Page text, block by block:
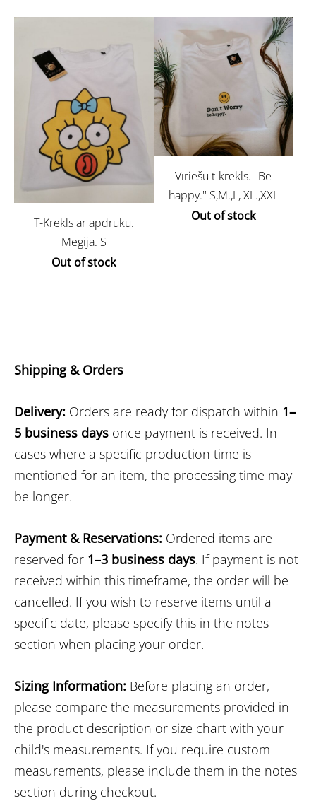
Shipping & Orders
Delivery: Orders are ready for dispatch within 1–
5 business days once payment is received. In
cases where a specific production time is
mentioned for an item, the processing time may
be longer.
Payment & Reservations: Ordered items are
reserved for 1–3 business days. If payment is not
received within this timeframe, the order will be
cancelled. If you wish to reserve items until a
specific date, please specify this in the notes
section when placing your order.
Sizing Information: Before placing an order,
please compare the measurements provided in
the product description or size chart with your
child's measurements. If you require custom
measurements, please include them in the notes
section during checkout.
T-Krekls ar apdruku.
Megija. S
Out of stock
Vīriešu t-krekls. ''Be
happy.'' S,M.,L, XL.,XXL
Out of stock